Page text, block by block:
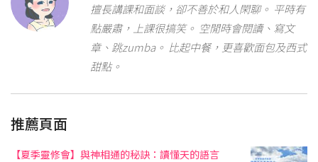
擅長講課和面談，卻不善於和人閑聊。 平時有
點嚴肅，上課很搞笑。 空閒時會閱讀、寫文
章、跳zumba。 比起中餐，更喜歡面包及西式
甜點。
推薦頁面
【夏季靈修會】與神相通的秘訣：讀懂天的語言